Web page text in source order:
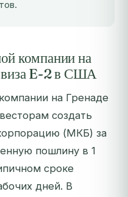
компании на
E-2 в США
на Гренаде
создать
(МКБ) за
пошлину в 1
сроке
дней. В